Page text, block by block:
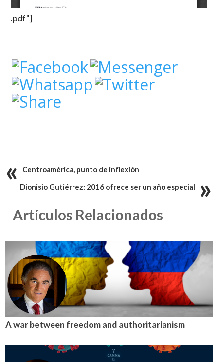
.pdf"]
Centroamérica, punto de inflexión
Dionisio Gutiérrez: 2016 ofrece ser un año especial
Artículos Relacionados
A war between freedom and authoritarianism